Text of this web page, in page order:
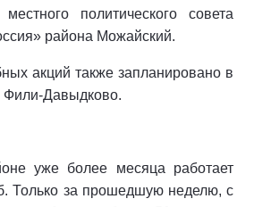
политического совета
района Можайский.
акций также запланировано в
Фили-Давыдково.
уже более месяца работает
Только за прошедшую неделю, с